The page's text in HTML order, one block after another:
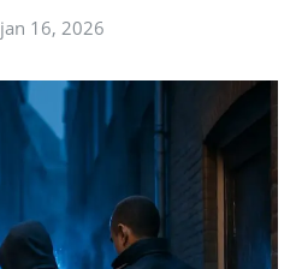
jan 16, 2026